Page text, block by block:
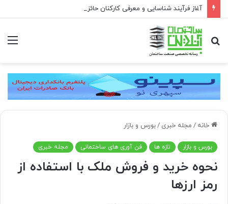
جستجو
برای
خانه / مجله خبری /بورس و بازار
بورس و بازار تازه ها فن آوری های ساختمانی مجله خبری
نحوه خرید و فروش ملک با استفاده از
رمز ارزها